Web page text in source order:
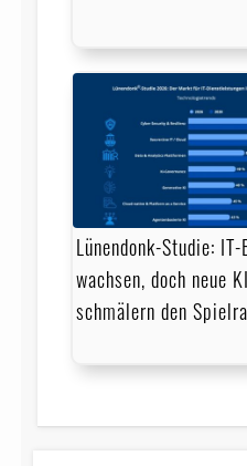
Lünendonk-Studie:
wachsen, doch neue
schmälern den